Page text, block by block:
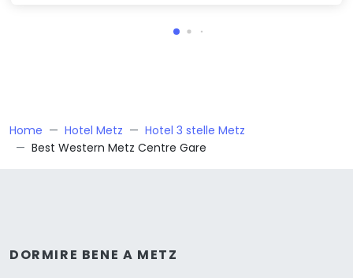
Home Hotel Metz
Hotel 3 stelle Metz
Best Western Metz Centre Gare
DORMIRE BENE A METZ